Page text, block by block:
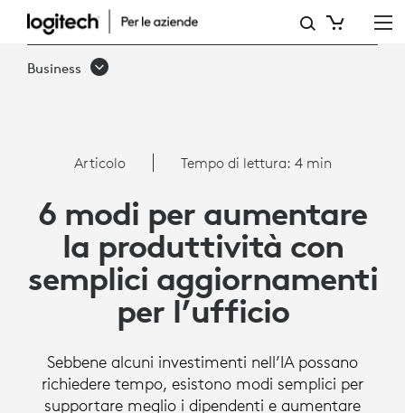
MODI
PRODUTTIVITÀ
CON
SEMPLICI
AGGIORNAMENTI
OFFICE
Business
Articolo Tempo di lettura: 4 min
6 modi per aumentare
la produttività con
semplici aggiornamenti
per l’ufficio
Sebbene alcuni investimenti nell’IA possano
richiedere tempo, esistono modi semplici per
supportare meglio i dipendenti e aumentare